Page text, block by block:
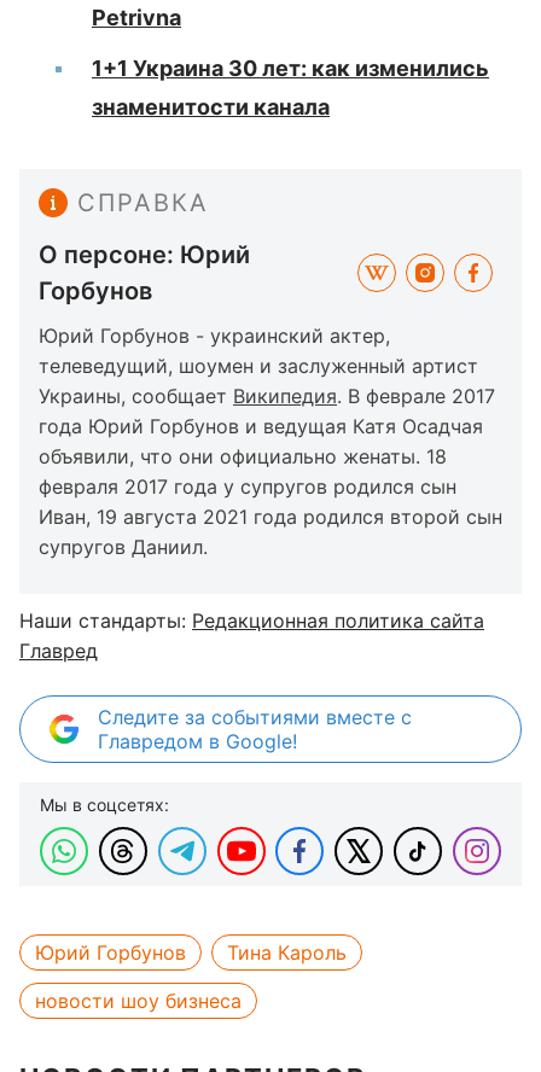
Petrivna
1+1 Украина 30 лет: как изменились
знаменитости канала
СПРАВКА
О персоне: Юрий
Горбунов
Юрий Горбунов - украинский актер,
телеведущий, шоумен и заслуженный артист
Украины, сообщает Википедия. В феврале 2017
года Юрий Горбунов и ведущая Катя Осадчая
объявили, что они официально женаты. 18
февраля 2017 года у супругов родился сын
Иван, 19 августа 2021 года родился второй сын
супругов Даниил.
Наши стандарты: Редакционная политика сайта
Главред
Следите за событиями вместе с
Главредом в Google!
Мы в соцсетях:
Юрий Горбунов
Тина Кароль
новости шоу бизнеса